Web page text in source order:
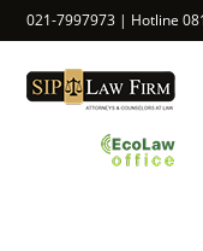
021-7997973 | Hotline